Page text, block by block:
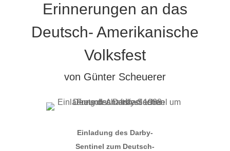
Erinnerungen an das
Deutsch- Amerikanische
Volksfest
von Günter Scheuerer
Einladung des Darby-
Sentinel zum Deutsch-